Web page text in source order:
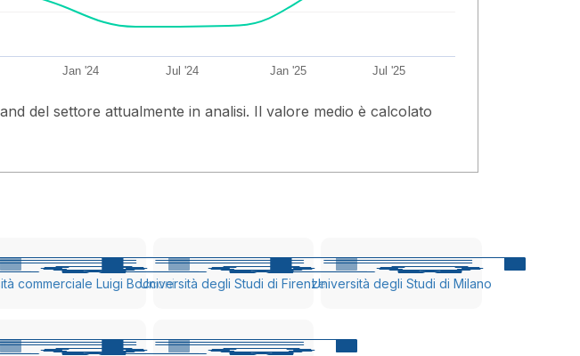
Jan '24 Jul '24 Jan '25 Jul '25
del settore attualmente in analisi. Il valore medio è calcolato
commerciale Luigi BocconiUniversità degli Studi di FirenzeUniversità degli Studi di Milano